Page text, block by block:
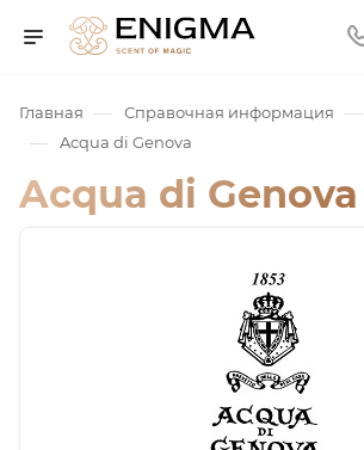
Главная — Справочная информация —
— Acqua di Genova
Acqua di Genova